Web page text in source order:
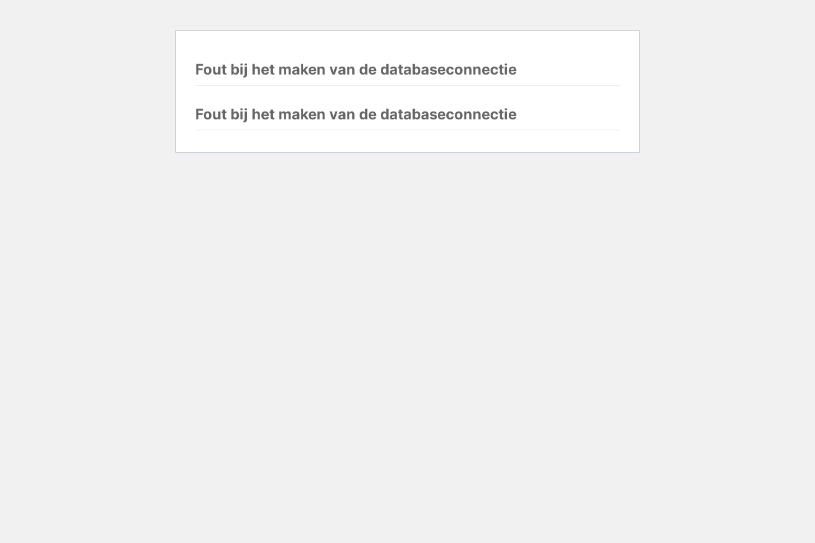
Fout bij het maken van de databaseconnectie
Fout bij het maken van de databaseconnectie